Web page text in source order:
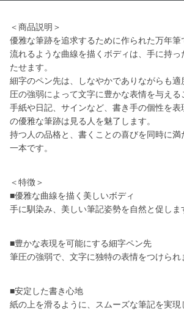
＜商品説明＞
優雅な筆跡を追求するために作られた万年筆
流れるような曲線を描くボディは、手に持っ
たせます。
細字のペン先は、しなやかでありながらも
圧の強弱によって文字に豊かな表情を与える
手紙や日記、サインなど、書き手の個性を表
の優雅な筆跡は見る人を魅了します。
持つ人の品格と、書くことの喜びを同時に満
一本です。
＜特徴＞
■優雅な曲線を描く美しいボディ
手に馴染み、美しい筆記姿勢を自然と促しま
■豊かな表現を可能にする細字ペン先
筆圧の強弱で、文字に独特の表情をつけられ
■安定した書き心地
紙の上を滑るように、スムーズな筆記を実現